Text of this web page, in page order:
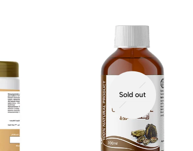
Sold out